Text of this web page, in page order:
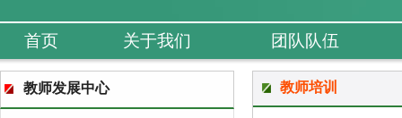
首页 关于我们 团队队伍
教师发展中心 教师培训